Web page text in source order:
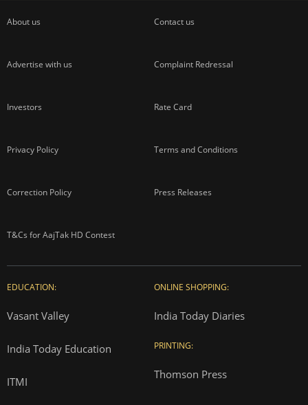
About us Contact us
Advertise with us Complaint Redressal
Investors Rate Card
Privacy Policy Terms and Conditions
Correction Policy Press Releases
T&Cs for AajTak HD Contest
EDUCATION:
Vasant Valley
India Today Education
ITMI
ONLINE SHOPPING:
India Today Diaries
PRINTING:
Thomson Press